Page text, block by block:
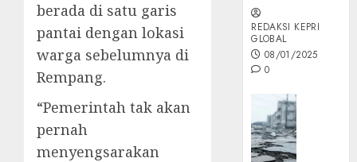
berada di satu garis
pantai dengan lokasi
warga sebelumnya di
Rempang.
“Pemerintah tak akan
pernah
menyengsarakan
REDAKSI KEPRI
GLOBAL
08/01/2025
0